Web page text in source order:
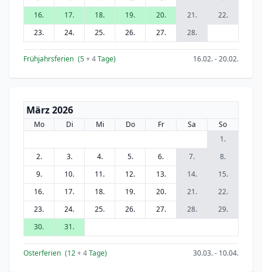
16.
17. 18. 19. 20. 21.
22.
23.
24. 25. 26. 27. 28.
Frühjahrsferien (5+ 4Tage) 16.02. - 20.02.
März 2026
Mo Di Mi Do Fr Sa
So
1.
2.
3. 4. 5. 6. 7.
8.
9.
10. 11. 12. 13. 14.
15.
16.
17. 18. 19. 20. 21.
22.
23.
24. 25. 26. 27. 28.
29.
30.
31.
Osterferien (12+ 4Tage) 30.03. - 10.04.